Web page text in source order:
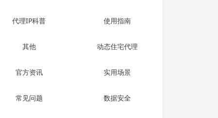
代理IP科普 使用指南
其他 动态住宅代理
官方资讯 实用场景
常见问题 数据安全